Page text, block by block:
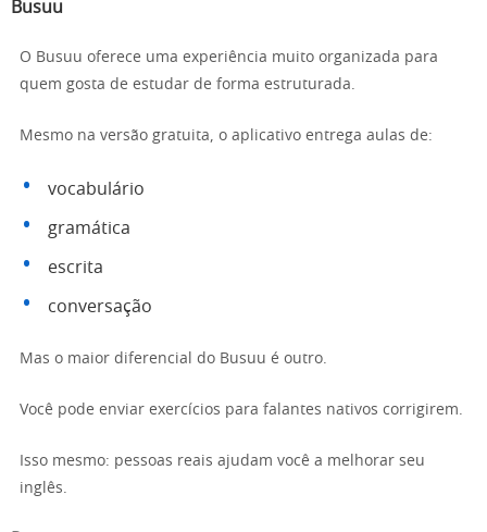
Busuu
O Busuu oferece uma experiência muito organizada para
quem gosta de estudar de forma estruturada.
Mesmo na versão gratuita, o aplicativo entrega aulas de:
vocabulário
gramática
escrita
conversação
Mas o maior diferencial do Busuu é outro.
Você pode enviar exercícios para falantes nativos corrigirem.
Isso mesmo: pessoas reais ajudam você a melhorar seu
inglês.